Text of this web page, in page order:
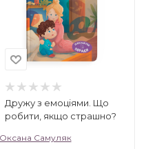
Дружу з емоціями. Що
робити, якщо страшно?
Оксана Самуляк